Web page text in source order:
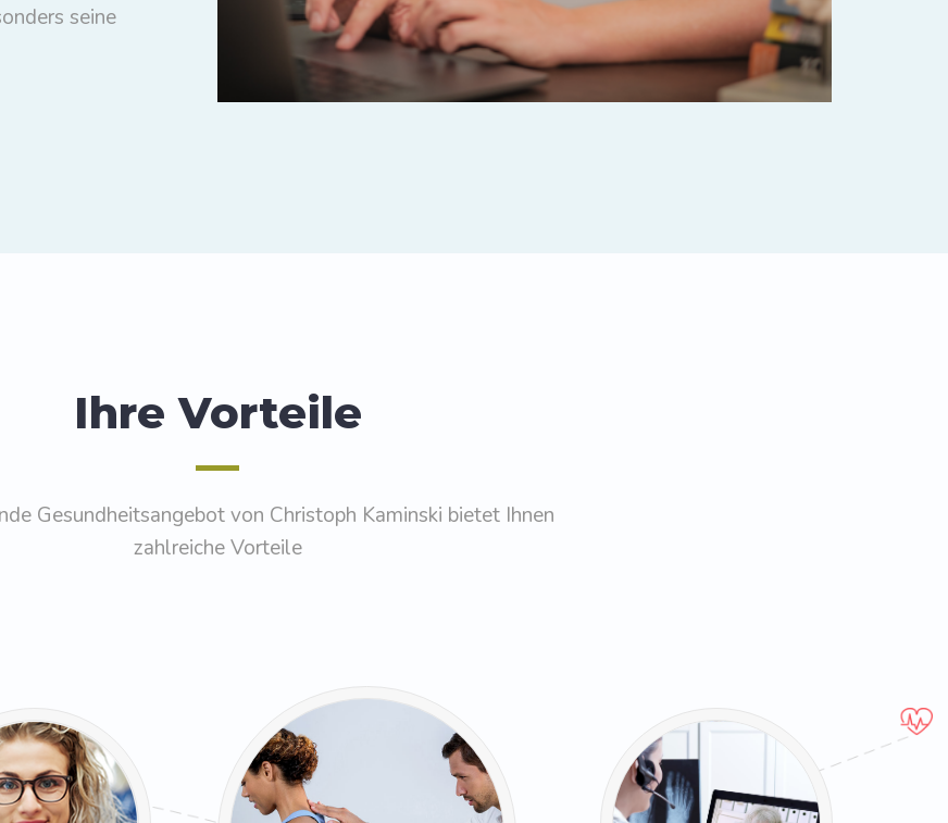
seine
Ihre Vorteile
Gesundheitsangebot von Christoph Kaminski bietet Ihnen
zahlreiche Vorteile